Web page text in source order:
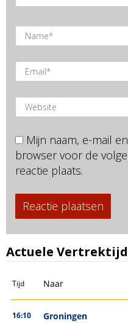
Mijn naam, e-mail
browser voor de
reactie plaats.
Actuele